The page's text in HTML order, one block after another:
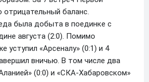
отрицательный баланс.
была добыта в поединке с
августа (2:0). Помимо
уступил «Арсеналу» (0:1) и 4
вничью. В том числе два
(0:0) и «СКА-Хабаровском»